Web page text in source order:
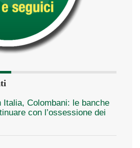
Italia, Colombani: le banche
con l’ossessione dei